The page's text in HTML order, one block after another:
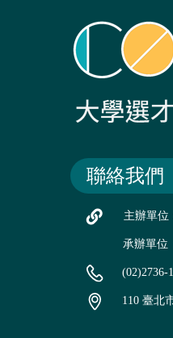
聯絡我們
主辦單位
承辦單位
(02)2736-
110 臺北